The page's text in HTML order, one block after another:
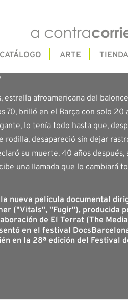
CATÁLOGO ARTE TIENDA
estrella afroamericana del
70, brilló en el Barça con solo 20
lo tenía todo hasta que,
rodilla, desapareció sin dejar
su muerte. 40 años después,
una llamada que lo cambiará
la nueva película documental
("Vitals", "Fugir"), producida
de El Terrat (The
en el festival
en la 28ª edición del Festival